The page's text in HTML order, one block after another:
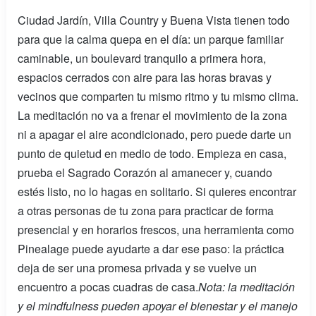
Ciudad Jardín, Villa Country y Buena Vista tienen todo
para que la calma quepa en el día: un parque familiar
caminable, un boulevard tranquilo a primera hora,
espacios cerrados con aire para las horas bravas y
vecinos que comparten tu mismo ritmo y tu mismo clima.
La meditación no va a frenar el movimiento de la zona
ni a apagar el aire acondicionado, pero puede darte un
punto de quietud en medio de todo. Empieza en casa,
prueba el Sagrado Corazón al amanecer y, cuando
estés listo, no lo hagas en solitario. Si quieres encontrar
a otras personas de tu zona para practicar de forma
presencial y en horarios frescos, una herramienta como
Pinealage puede ayudarte a dar ese paso: la práctica
deja de ser una promesa privada y se vuelve un
encuentro a pocas cuadras de casa.Nota: la meditación
y el mindfulness pueden apoyar el bienestar y el manejo